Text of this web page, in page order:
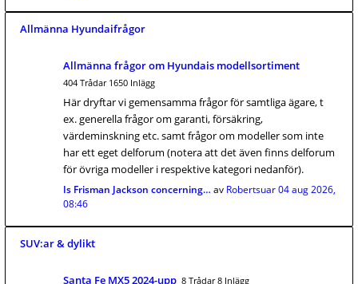
Allmänna Hyundaifrågor
Allmänna frågor om Hyundais modellsortiment
404 Trådar 1650 Inlägg
Här dryftar vi gemensamma frågor för samtliga ägare, t
ex. generella frågor om garanti, försäkring,
värdeminskning etc. samt frågor om modeller som inte
har ett eget delforum (notera att det även finns delforum
för övriga modeller i respektive kategori nedanför).
Is Frisman Jackson concerning… av Robertsuar04 aug 2026,
08:46
SUV:ar & dylikt
Santa Fe MX5 2024-upp 8 Trådar 8 Inlägg